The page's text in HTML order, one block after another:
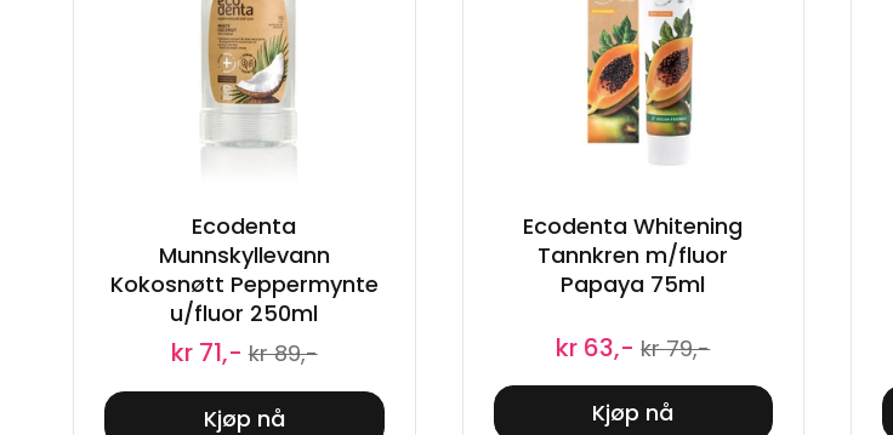
Ecodenta
Munnskyllevann
Kokosnøtt Peppermynte
u/fluor 250ml
kr 71,- kr 89,-
Kjøp nå
Ecodenta Whitening
Tannkren m/fluor
Papaya 75ml
kr 63,- kr 79,-
Kjøp nå